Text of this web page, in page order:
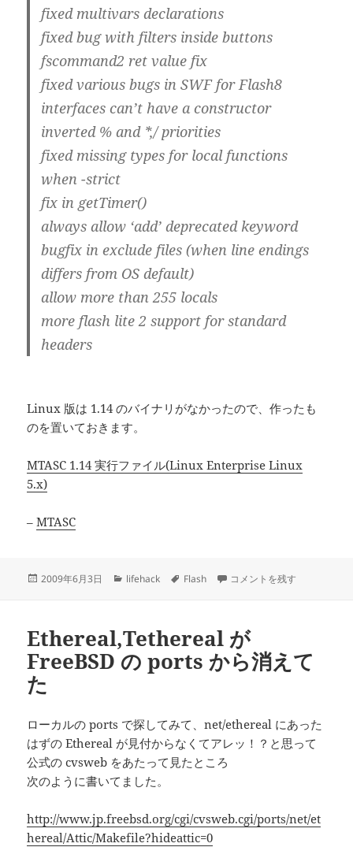
fixed multivars declarations
fixed bug with filters inside buttons
fscommand2 ret value fix
fixed various bugs in SWF for Flash8
interfaces can’t have a constructor
inverted % and *,/ priorities
fixed missing types for local functions
when -strict
fix in getTimer()
always allow ‘add’ deprecated keyword
bugfix in exclude files (when line endings
differs from OS default)
allow more than 255 locals
more flash lite 2 support for standard
headers
Linux 版は 1.14 のバイナリがなかったので、作ったも
のを置いておきます。
MTASC 1.14 実行ファイル(Linux Enterprise Linux
5.x)
–MTASC
投
2009年6月3日
カ
ー
lifehack
タ
Flash フリーのFlashコンパイラ
コメントを残す
Ethereal,Tethereal が
FreeBSD の ports から消えて
た
ローカルの ports で探してみて、net/ethereal にあった
はずの Ethereal が見付からなくてアレッ！？と思って
公式の cvsweb をあたって見たところ
次のように書いてました。
http://www.jp.freebsd.org/cgi/cvsweb.cgi/ports/net/et
hereal/Attic/Makefile?hideattic=0